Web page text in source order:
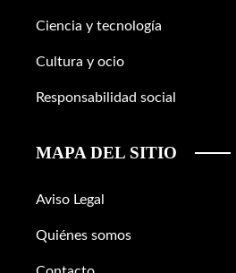
Ciencia y tecnología
Cultura y ocio
Responsabilidad social
MAPA DEL SITIO
Aviso Legal
Quiénes somos